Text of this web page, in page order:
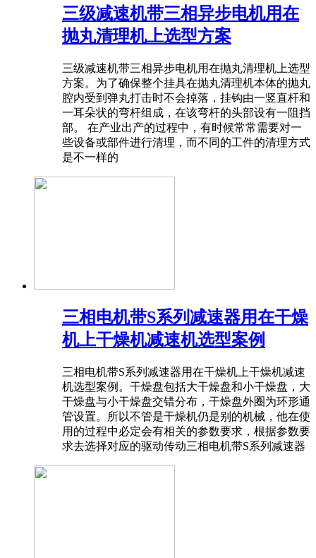
三级减速机带三相异步电机用在
抛丸清理机上选型方案
三级减速机带三相异步电机用在抛丸清理机上选型
方案。为了确保整个挂具在抛丸清理机本体的抛丸
腔内受到弹丸打击时不会掉落，挂钩由一竖直杆和
一耳朵状的弯杆组成，在该弯杆的头部设有一阻挡
部。 在产业出产的过程中，有时候常常需要对一
些设备或部件进行清理，而不同的工件的清理方式
是不一样的
三相电机带S系列减速器用在干燥
机上干燥机减速机选型案例
三相电机带S系列减速器用在干燥机上干燥机减速
机选型案例。干燥盘包括大干燥盘和小干燥盘，大
干燥盘与小干燥盘交错分布，干燥盘外圈为环形通
管设置。所以不管是干燥机仍是别的机械，他在使
用的过程中必定会有相关的参数要求，根据参数要
求去选择对应的驱动传动三相电机带S系列减速器